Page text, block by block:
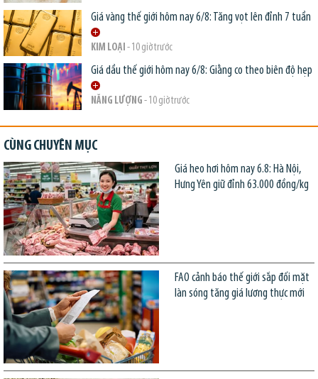
Giá vàng thế giới hôm nay 6/8: Tăng vọt lên đỉnh 7 tuần
KIM LOẠI - 10 giờ trước
Giá dầu thế giới hôm nay 6/8: Giằng co theo biên độ hẹp
NĂNG LƯỢNG - 10 giờ trước
CÙNG CHUYÊN MỤC
Giá heo hơi hôm nay 6.8: Hà Nội,
Hưng Yên giữ đỉnh 63.000 đồng/kg
FAO cảnh báo thế giới sắp đối mặt
làn sóng tăng giá lương thực mới